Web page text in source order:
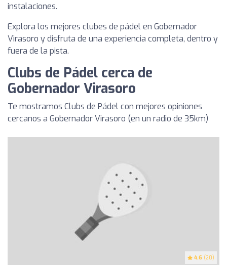
instalaciones.
Explora los mejores clubes de pádel en Gobernador
Virasoro y disfruta de una experiencia completa, dentro y
fuera de la pista.
Clubs de Pádel cerca de
Gobernador Virasoro
Te mostramos Clubs de Pádel con mejores opiniones
cercanos a Gobernador Virasoro (en un radio de 35km)
4.6 (20)